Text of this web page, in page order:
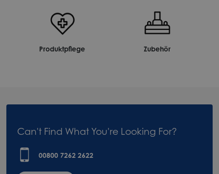
Produktpflege Zubehör
Can't Find What You're Looking For?
00800 7262 2622